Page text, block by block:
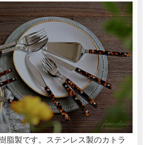
脂製です。ステンレス製のカトラ